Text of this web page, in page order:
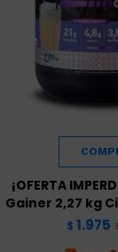
¡OFERTA
Gainer 2,27 kg
$ 1.975